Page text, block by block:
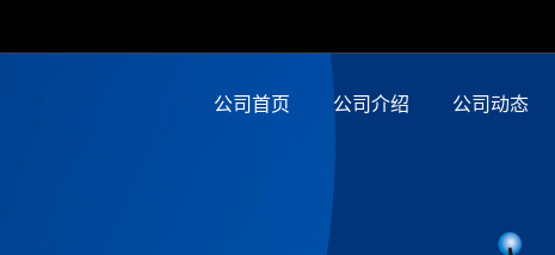
公司首页 公司介绍 公司动态